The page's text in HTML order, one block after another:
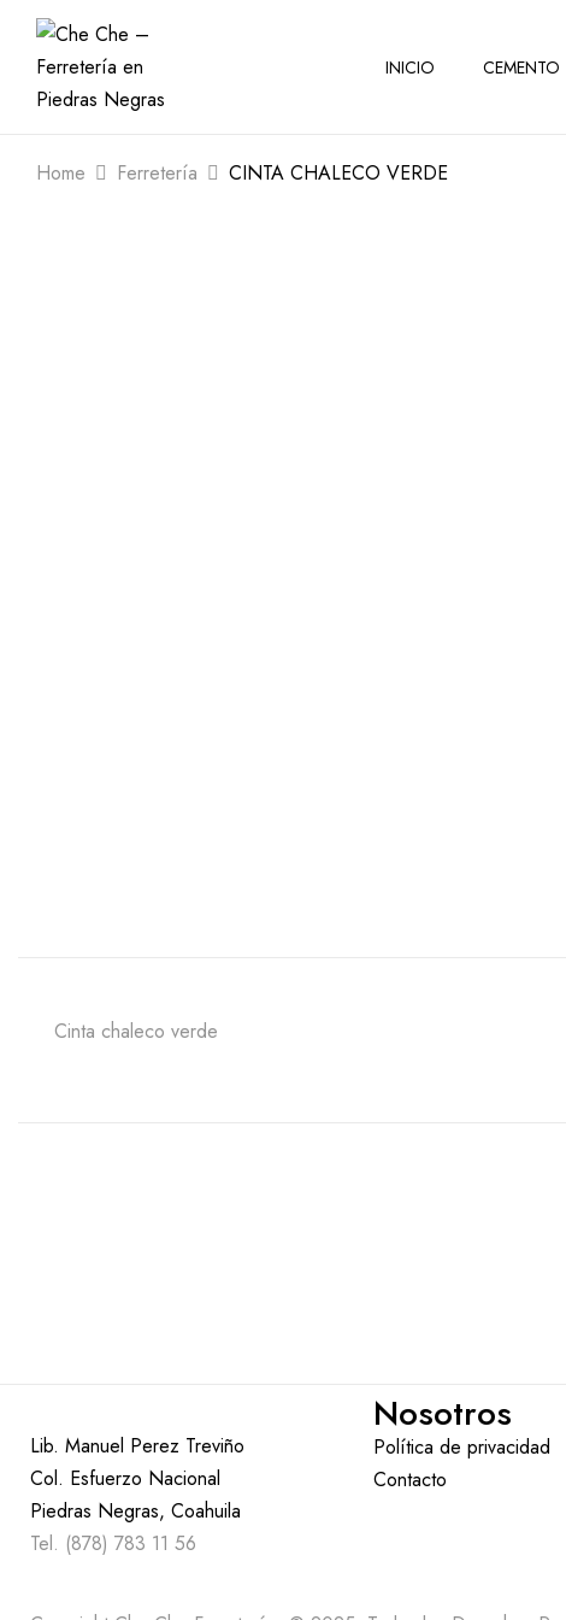
INICIO CEMENTO
Home Ferretería CINTA CHALECO VERDE
Cinta chaleco verde
Lib. Manuel Perez Treviño
Col. Esfuerzo Nacional
Piedras Negras, Coahuila
Tel. (878) 783 11 56
Nosotros
Política de privacidad
Contacto